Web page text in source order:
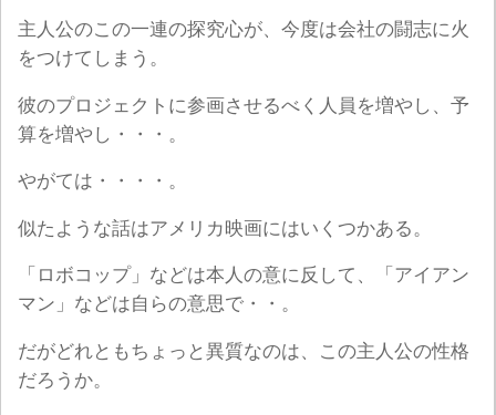
主人公のこの一連の探究心が、今度は会社の闘志に火
をつけてしまう。
彼のプロジェクトに参画させるべく人員を増やし、予
算を増やし・・・。
やがては・・・・。
似たような話はアメリカ映画にはいくつかある。
「ロボコップ」などは本人の意に反して、「アイアン
マン」などは自らの意思で・・。
だがどれともちょっと異質なのは、この主人公の性格
だろうか。